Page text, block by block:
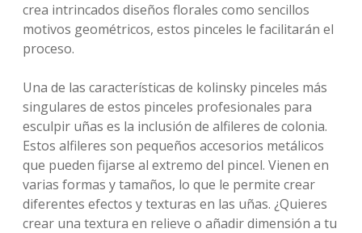
crea intrincados diseños florales como sencillos
motivos geométricos, estos pinceles le facilitarán el
proceso.
Una de las características de kolinsky pinceles más
singulares de estos pinceles profesionales para
esculpir uñas es la inclusión de alfileres de colonia.
Estos alfileres son pequeños accesorios metálicos
que pueden fijarse al extremo del pincel. Vienen en
varias formas y tamaños, lo que le permite crear
diferentes efectos y texturas en las uñas. ¿Quieres
crear una textura en relieve o añadir dimensión a tu